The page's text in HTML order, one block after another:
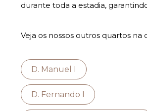
durante toda a estadia,
Veja os nossos outros quartos na
D. Manuel I
D. Fernando I